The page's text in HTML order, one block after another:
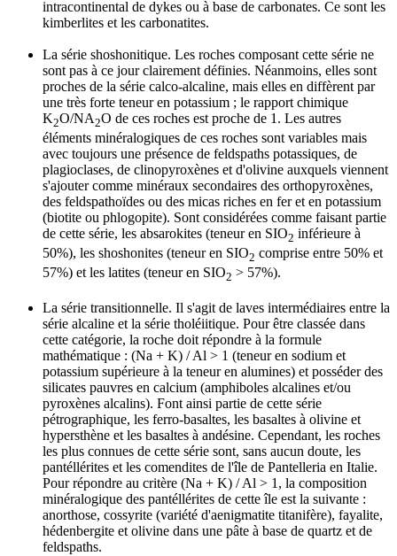
intracontinental de dykes ou à base de carbonates. Ce sont les
kimberlites et les carbonatites.
La série shoshonitique. Les roches composant cette série ne
sont pas à ce jour clairement définies. Néanmoins, elles sont
proches de la série calco-alcaline, mais elles en diffèrent par
une très forte teneur en potassium ; le rapport chimique
K2O/NA2O de ces roches est proche de 1. Les autres
éléments minéralogiques de ces roches sont variables mais
avec toujours une présence de feldspaths potassiques, de
plagioclases, de clinopyroxènes et d'olivine auxquels viennent
s'ajouter comme minéraux secondaires des orthopyroxènes,
des feldspathoïdes ou des micas riches en fer et en potassium
(biotite ou phlogopite). Sont considérées comme faisant partie
de cette série, les absarokites (teneur en SIO2 inférieure à
50%), les shoshonites (teneur en SIO2 comprise entre 50% et
57%) et les latites (teneur en SIO2 > 57%).
La série transitionnelle. Il s'agit de laves intermédiaires entre la
série alcaline et la série tholéiitique. Pour être classée dans
cette catégorie, la roche doit répondre à la formule
mathématique : (Na + K) / Al > 1 (teneur en sodium et
potassium supérieure à la teneur en alumines) et posséder des
silicates pauvres en calcium (amphiboles alcalines et/ou
pyroxènes alcalins). Font ainsi partie de cette série
pétrographique, les ferro-basaltes, les basaltes à olivine et
hypersthène et les basaltes à andésine. Cependant, les roches
les plus connues de cette série sont, sans aucun doute, les
pantéllérites et les comendites de l'île de Pantelleria en Italie.
Pour répondre au critère (Na + K) / Al > 1, la composition
minéralogique des pantéllérites de cette île est la suivante :
anorthose, cossyrite (variété d'aenigmatite titanifère), fayalite,
hédenbergite et olivine dans une pâte à base de quartz et de
feldspaths.